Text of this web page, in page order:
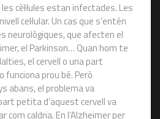
les cèl·lules estan infectades. Les
cel·lular. Un cas que s’entén
neurològiques, que afecten el
el Parkinson… Quan hom te
el cervell o una part
prou bé. Però
abans, el problema va
petita d’aquest cervell va
com caldria. En l’Alzheimer per